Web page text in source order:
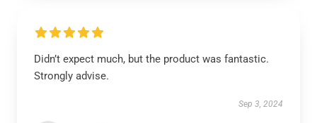
Didn’t expect much, but the product was fantastic.
Strongly advise.
Sep 3, 2024